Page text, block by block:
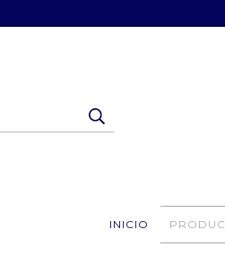
INICIO